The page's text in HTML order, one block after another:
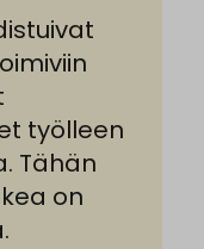
työlleen
Tähän
on